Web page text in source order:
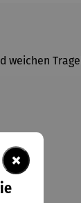
weichen
×